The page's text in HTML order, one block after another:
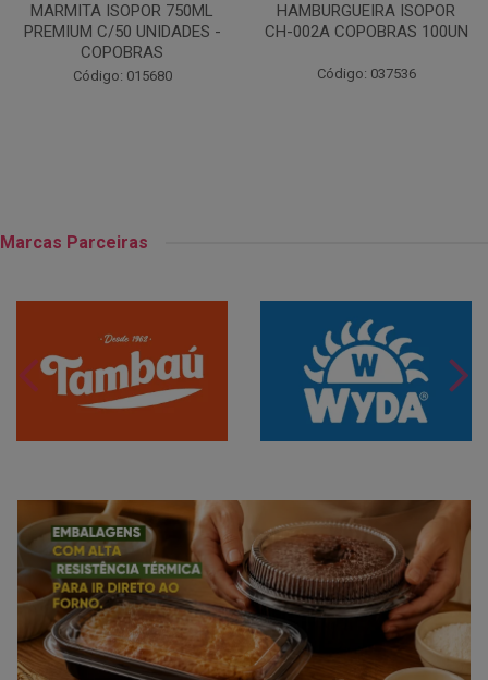
MARMITA ISOPOR 750ML
PREMIUM C/50 UNIDADES -
COPOBRAS
Código: 015680
HAMBURGUEIRA ISOPOR
CH-002A COPOBRAS 100UN
Código: 037536
Marcas Parceiras